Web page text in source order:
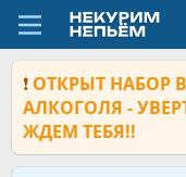
❗ ОТКРЫТ НАБОР
АЛКОГОЛЯ -
ЖДЕМ ТЕБЯ!!